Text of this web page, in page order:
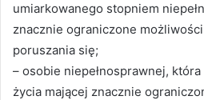
umiarkowanego stopniem
znacznie ograniczone
poruszania się;
– osobie niepełnosprawnej, która
życia mającej znacznie